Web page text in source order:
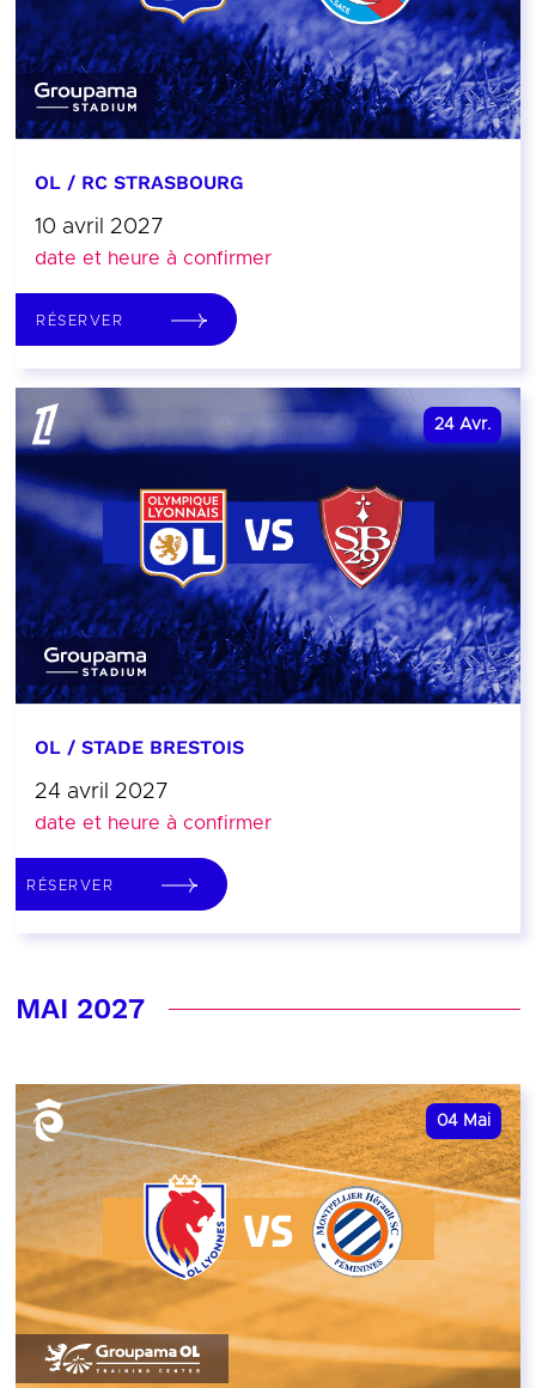
OL / RC STRASBOURG
10 avril 2027
date et heure à confirmer
RÉSERVER
24 Avr.
OL / STADE BRESTOIS
24 avril 2027
date et heure à confirmer
RÉSERVER
MAI 2027
04 Mai